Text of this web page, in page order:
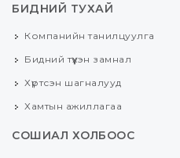
БИДНИЙ ТУХАЙ
Компанийн танилцуулга
Бидний түүхэн замнал
Хүртсэн шагналууд
Хамтын ажиллагаа
СОШИАЛ ХОЛБООС